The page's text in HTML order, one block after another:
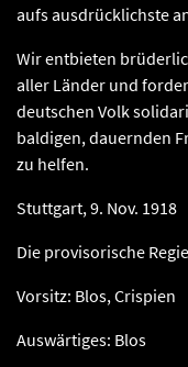
aufs ausdrücklichste
Wir entbieten
aller Länder und
deutschen Volk
baldigen, dauernden
zu helfen.
Stuttgart, 9. Nov. 1918
Die provisorische
Vorsitz: Blos, Crispien
Auswärtiges: Blos